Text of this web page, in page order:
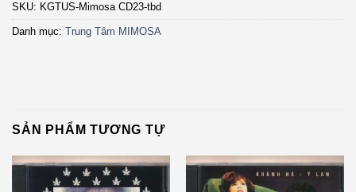
SKU: KGTUS-Mimosa CD23-tbd
Danh mục: Trung Tâm MIMOSA
SẢN PHẨM TƯƠNG TỰ